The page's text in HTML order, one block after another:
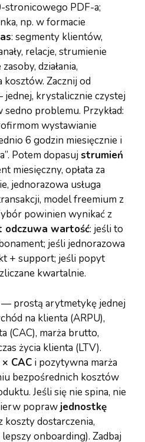
stronicowego PDF-a;
np. w formacie
: segmenty klientów,
relacje, strumienie
działania,
Zacznij od
krystalicznie czystej
problemu. Przykład:
wystawianie
6 godzin miesięcznie i
Potem dopasujstrumień
miesięczny, opłata za
jednorazowa usługa
model freemium z
powinien wynikać z
odczuwa wartość: jeśli to
jeśli jednorazowa
+ support; jeśli popyt
kwartalnie.
— prostą arytmetykę jednej
na klienta (ARPU),
(CAC), marża brutto,
życia klienta (LTV).
CAC i pozytywna marża
bezpośrednich kosztów
Jeśli się nie spina, nie
popraw jednostkę
koszty dostarczenia,
onboarding). Zadbaj